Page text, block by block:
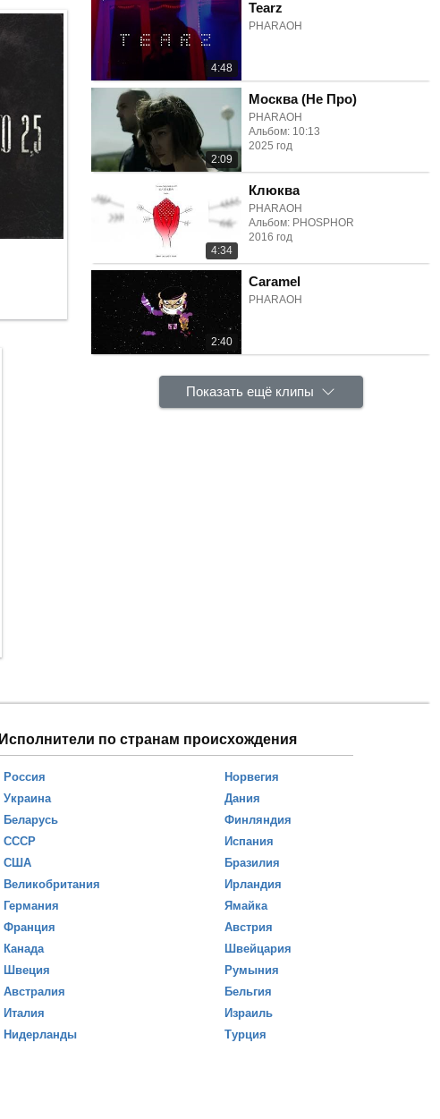
4:48
Tearz
PHARAOH
2:09
Москва (Не Про)
PHARAOH
Альбом: 10:13
2025 год
4:34
Клюква
PHARAOH
Альбом: PHOSPHOR
2016 год
2:40
Caramel
PHARAOH
Показать ещё клипы
Исполнители по странам происхождения
Россия
Украина
Беларусь
СССР
США
Великобритания
Германия
Франция
Канада
Швеция
Австралия
Италия
Нидерланды
Норвегия
Дания
Финляндия
Испания
Бразилия
Ирландия
Ямайка
Австрия
Швейцария
Румыния
Бельгия
Израиль
Турция